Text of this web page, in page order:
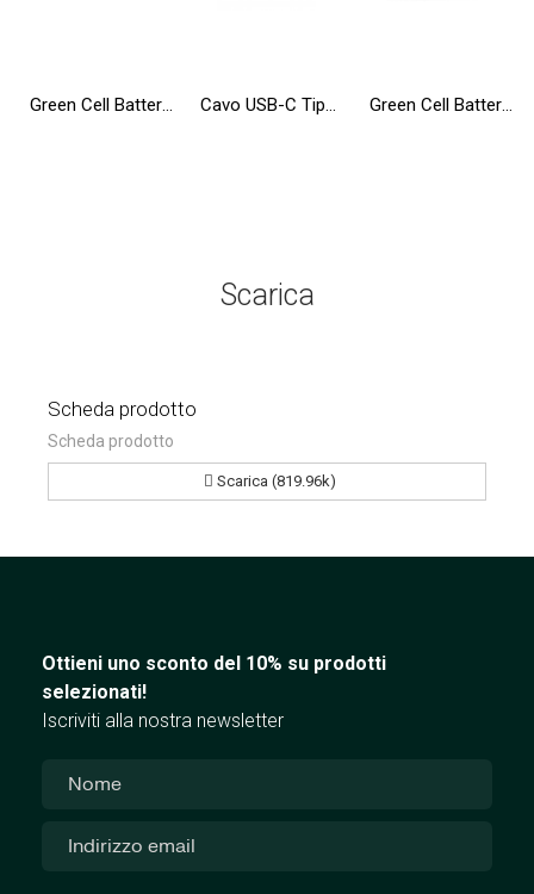
Green Cell Batteria AS10D31 AS10D41 AS10D51 AS10D71 per Acer Aspire 5741 5741G 5742 5742G 5750 5750G E1-521 E1-531 E1-571 Cavo USB-C Tipo C 25cm Green Cell Matte, con ricarica rapida, Ultra Charge, Quick Charge 3.0 Green Cell Batteria MU06 593553-001 593554-001 per HP 250 G1 255 G1 Pavilion DV6 DV7 DV6-6000 G6-2200 G6-2300 G7-1100 G7-2200
Scarica
Scheda prodotto
Scheda prodotto
Scarica (819.96k)
Ottieni uno sconto del 10% su prodotti
selezionati!
Iscriviti alla nostra newsletter